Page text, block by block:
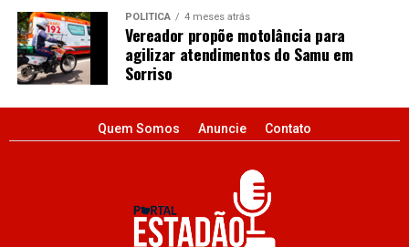
POLÍTICA 4 meses atrás
Vereador propõe motolância para
agilizar atendimentos do Samu em
Sorriso
Quem Somos Anuncie Contato